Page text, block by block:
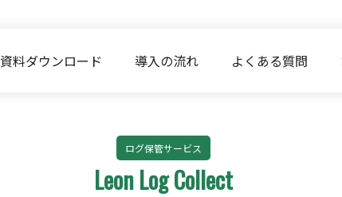
資料ダウンロード 導入の流れ よくある質問
ログ保管サービス
Leon Log Collect